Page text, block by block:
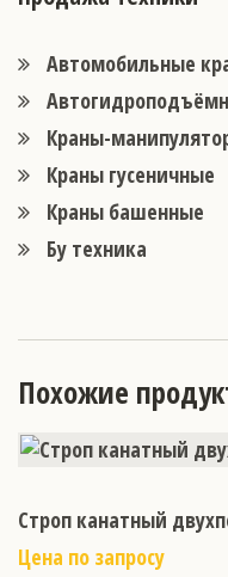
Автомобильные
Краны-
Краны гусеничные
Краны башенные
Бу техника
Похожие
Строп канатный
Цена по запросу